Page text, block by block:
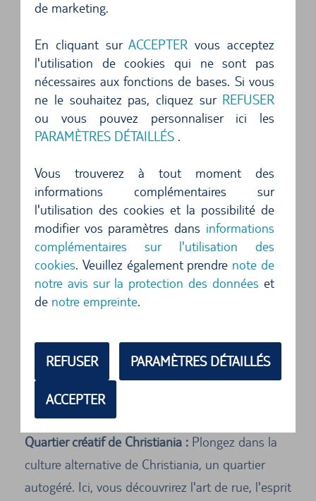
de marketing.
En cliquant surACCEPTER vous acceptez
l'utilisation de cookies qui ne sont pas
nécessaires aux fonctions de bases. Si vous
ne le souhaitez pas, cliquez sur REFUSER
ou vous pouvez personnaliser ici les
PARAMÈTRES DÉTAILLÉS.
Vous trouverez à tout moment des
informations complémentaires sur
l'utilisation des cookies et la possibilité de
modifier vos paramètres dans informations
complémentaires sur l'utilisation des
cookies. Veuillez également prendre note de
notre avis sur la protection des données et
de notre empreinte.
REFUSER PARAMÈTRES DÉTAILLÉS
ACCEPTER
visite à Copenhague :
Faire du vélo en ville :Profitez de l'occasion pour
explorer Copenhague à vélo. La ville est
extrêmement conviviale pour les cyclistes et offre
Goûter au Smørrebrød :Dégustez le plat national
danois, le Smørrebrød. Ces sandwiches ouverts
sont de véritables œuvres d'art culinaire à base
d'ingrédients frais et offrent une délicieuse
immersion dans la cuisine locale.
devant le palais d'Amalienborg. Vous pouvez
également visiter le musée du palais pour en
savoir plus sur la vie royale.
Quartier créatif de Christiania : Plongez dans la
culture alternative de Christiania, un quartier
autogéré. Ici, vous découvrirez l'art de rue, l'esprit